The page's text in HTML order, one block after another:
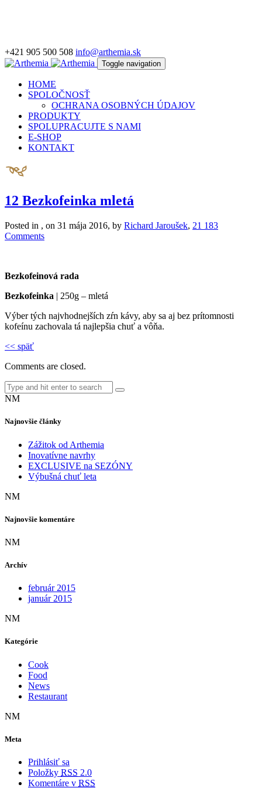
+421 905 500 508 info@arthemia.sk
Toggle navigation
HOME
SPOLOČNOSŤ
OCHRANA OSOBNÝCH ÚDAJOV
PRODUKTY
SPOLUPRACUJTE S NAMI
E-SHOP
KONTAKT
12 Bezkofeinka mletá
Posted in , on 31 mája 2016, by Richard Jaroušek, 21 183
Comments
Bezkofeinová rada
Bezkofeinka | 250g – mletá
Výber tých najvhodnejších zŕn kávy, aby sa aj bez prítomnosti
kofeínu zachovala tá najlepšia chuť a vôňa.
<< späť
Comments are closed.
NM
Najnovšie články
Zážitok od Arthemia
Inovatívne navrhy
EXCLUSIVE na SEZÓNY
Výbušná chuť leta
NM
Najnovšie komentáre
NM
Archív
február 2015
január 2015
NM
Kategórie
Cook
Food
News
Restaurant
NM
Meta
Prihlásiť sa
Položky RSS 2.0
Komentáre v RSS